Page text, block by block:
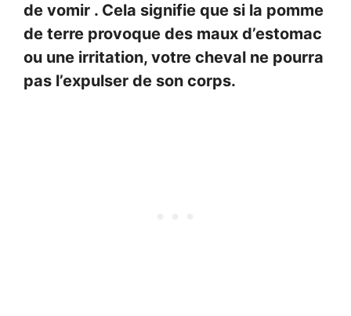
de vomir . Cela signifie que si la pomme
de terre provoque des maux d’estomac
ou une irritation, votre cheval ne pourra
pas l’expulser de son corps.